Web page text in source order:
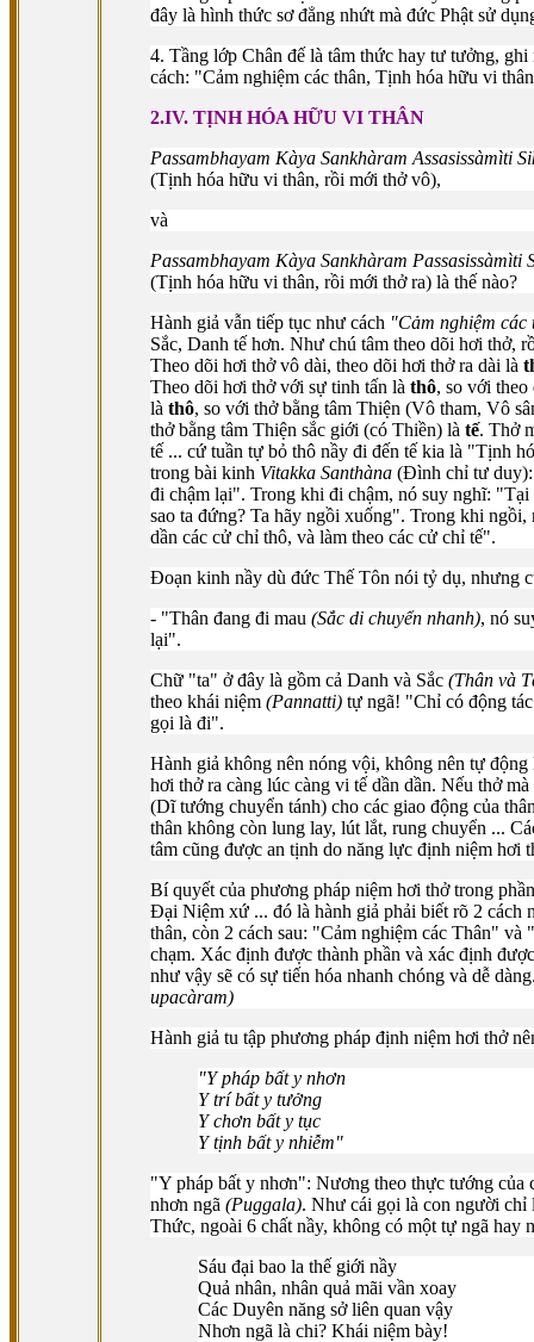
đây là hình thức sơ đẳng nhứt mà đức Phật sử
4. Tầng lớp Chân đế là tâm thức hay tư tưởng,
cách: "Cảm nghiệm các thân, Tịnh hóa hữu vi
2.IV. TỊNH HÓA HỮU VI THÂN
Passambhayam Kàya Sankhàram Assasissàmìti
(Tịnh hóa hữu vi thân, rồi mới thở vô),
và
Passambhayam Kàya Sankhàram Passasissàmìti
(Tịnh hóa hữu vi thân, rồi mới thở ra) là thế nào?
Hành giả vẫn tiếp tục như cách "Cảm nghiệm
Sắc, Danh tế hơn. Như chú tâm theo dõi hơi thở,
Theo dõi hơi thở vô dài, theo dõi hơi thở ra dài là
Theo dõi hơi thở với sự tinh tấn là thô, so với
là thô, so với thở bằng tâm Thiện (Vô tham, Vô
thở bằng tâm Thiện sắc giới (có Thiền) là tế. Thở
tế ... cứ tuần tự bỏ thô nầy đi đến tế kia là "Tịnh
trong bài kinh Vitakka Santhàna (Ðình chỉ tư duy):
đi chậm lại". Trong khi đi chậm, nó suy nghĩ:
sao ta đứng? Ta hãy ngồi xuống". Trong khi
dần các cử chỉ thô, và làm theo các cử chỉ tế".
Ðoạn kinh nầy dù đức Thế Tôn nói tỷ dụ, nhưng
- "Thân đang đi mau (Sắc di chuyển nhanh), nó
lại".
Chữ "ta" ở đây là gồm cả Danh và Sắc (Thân và
theo khái niệm (Pannatti) tự ngã! "Chỉ có động
gọi là đi".
Hành giả không nên nóng vội, không nên tự
hơi thở ra càng lúc càng vi tế dần dần. Nếu thở
(Dĩ tướng chuyển tánh) cho các giao động của
thân không còn lung lay, lút lắt, rung chuyển ...
tâm cũng được an tịnh do năng lực định niệm hơi
Bí quyết của phương pháp niệm hơi thở trong
Ðại Niệm xứ ... đó là hành giả phải biết rõ 2 cách
thân, còn 2 cách sau: "Cảm nghiệm các Thân"
chạm. Xác định được thành phần và xác định
như vậy sẽ có sự tiến hóa nhanh chóng và dễ
upacàram)
Hành giả tu tập phương pháp định niệm hơi thở
"Y pháp bất y nhơn
Y trí bất y tưởng
Y chơn bất y tục
Y tịnh bất y nhiễm"
"Y pháp bất y nhơn": Nương theo thực tướng của
nhơn ngã (Puggala). Như cái gọi là con người
Thức, ngoài 6 chất nầy, không có một tự ngã hay
Sáu đại bao la thế giới nầy
Quả nhân, nhân quả mãi vần xoay
Các Duyên năng sở liên quan vậy
Nhơn ngã là chi? Khái niệm bày!